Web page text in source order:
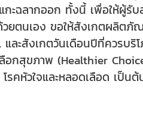
กะฉลากออก ทั้งนี้ เพื่อให้ผู้รั
ยตนเอง ขอให้สังเกตผลิต
ละสังเกตวันเดือนปีที่ควรบ
อกสุขภาพ (Healthier
รคหัวใจและหลอดเลือด เป็